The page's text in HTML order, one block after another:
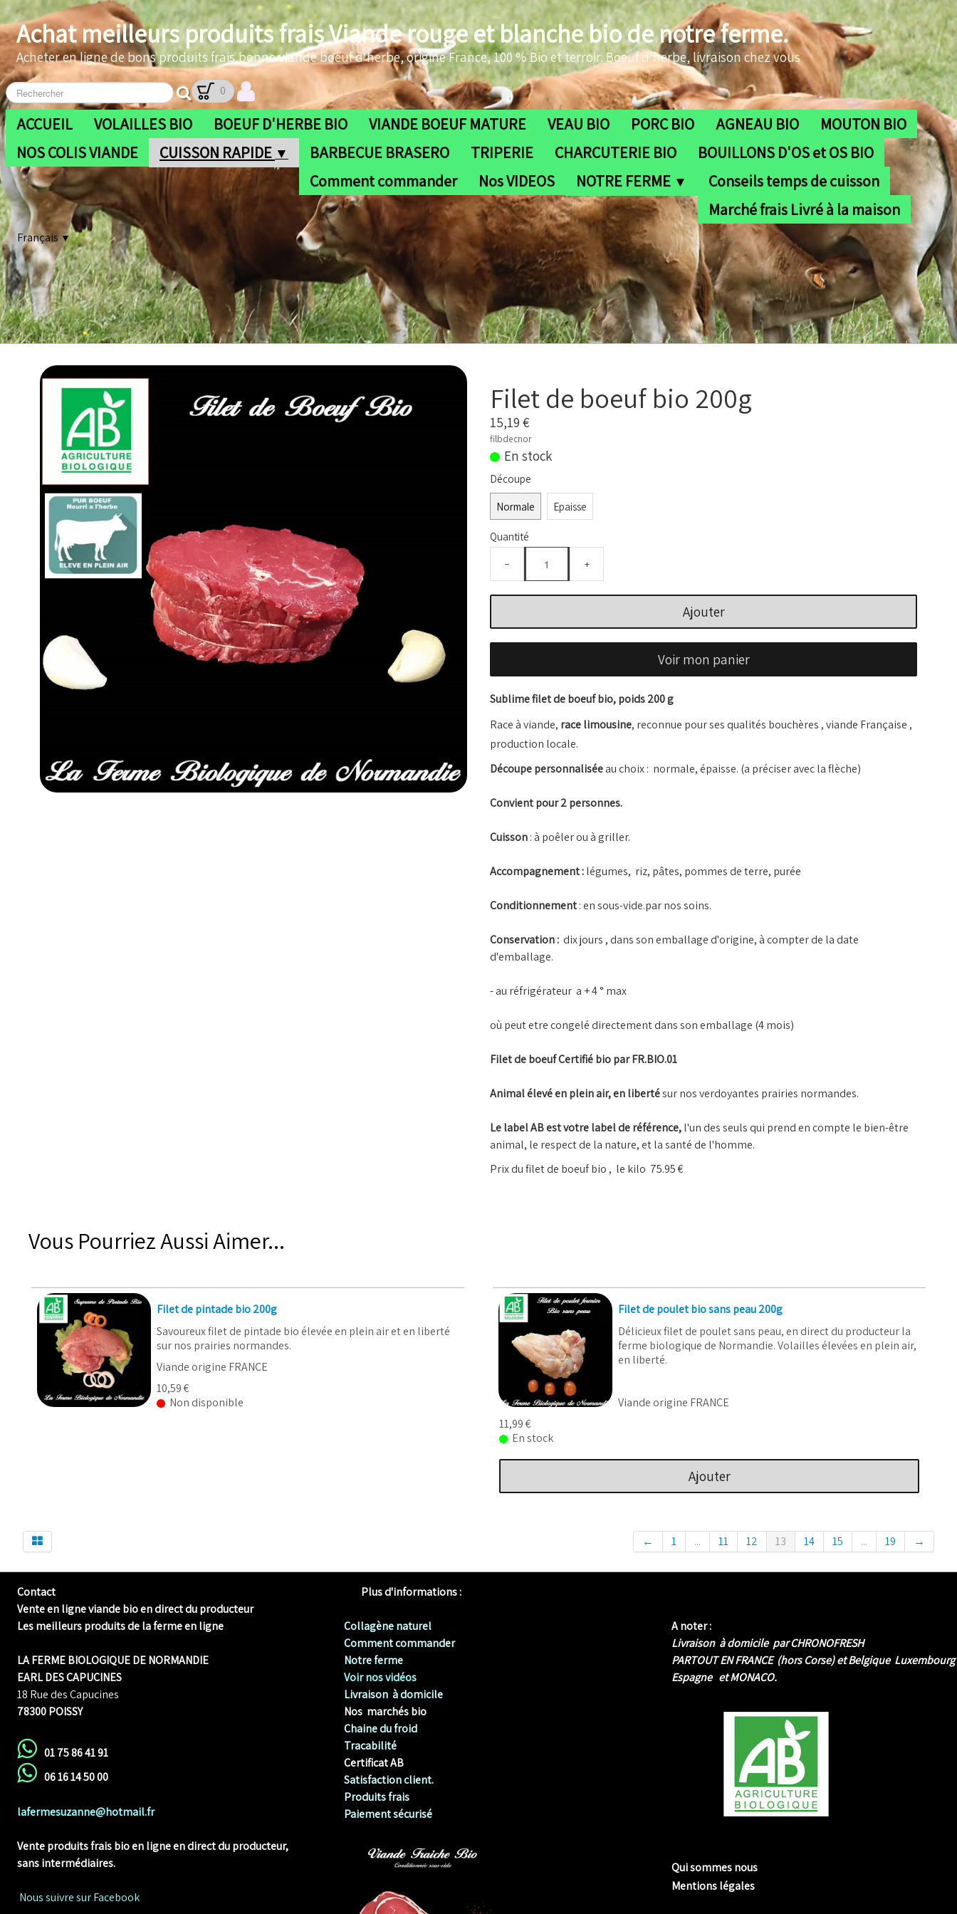
Achat meilleurs produits frais Viande rouge et blanche bio de notre ferme.
Acheter en ligne de bons produits frais,bonne viande boeuf d'herbe, origine France, 100 % Bio et terroir. Boeuf d'herbe, livraison chez vous
0
ACCUEIL VOLAILLES BIO BOEUF D'HERBE BIO VIANDE BOEUF MATURE VEAU BIO PORC BIO AGNEAU BIO
MOUTON BIO
NOS COLIS VIANDE
CUISSON RAPIDE ▼ BARBECUE BRASERO TRIPERIE CHARCUTERIE BIO
BOUILLONS D'OS et OS BIO
Comment commander
Nos VIDEOS NOTRE FERME ▼
Conseils temps de cuisson
Marché frais Livré à la maison
Français▼
Filet de boeuf bio 200g
15,19 €
filbdecnor
En stock
Découpe
Normale
Epaisse
Quantité
− +
Ajouter
Voir mon panier
Sublime filet de boeuf bio, poids 200 g
Race à viande, race limousine, reconnue pour ses qualités bouchères , viande Française ,
production locale.
Découpe personnaliséeau choix : normale, épaisse. (a préciser avec la flèche)
Convient pour 2 personnes.
Cuisson: à poêler ou à griller.
Accompagnement :légumes, riz, pâtes, pommes de terre, purée
Conditionnement: en sous-vide.par nos soins.
Conservation : dix jours , dans son emballage d'origine, à compter de la date
d'emballage.
- au réfrigérateur a + 4 ° max
où peut etre congelé directement dans son emballage (4 mois)
Filet de boeuf Certifié bio par FR.BIO.01
Animal élevé en plein air, en libertésur nos verdoyantes prairies normandes.
Le label AB est votre label de référence,l'un des seuls qui prend en compte le bien-être
animal, le respect de la nature, et la santé de l'homme.
Prix du filet de boeuf bio , le kilo 75.95 €
Vous Pourriez Aussi Aimer...
Filet de pintade bio 200g
Savoureux filet de pintade bio élevée en plein air et en liberté
sur nos prairies normandes.
Viande origine FRANCE
10,59 €
Non disponible
Filet de poulet bio sans peau 200g
Délicieux filet de poulet sans peau, en direct du producteur la
ferme biologique de Normandie. Volailles élevées en plein air,
en liberté.
Viande origine FRANCE
11,99 €
En stock
Ajouter
← 1 ... 11 12 13 14 15 ... 19 →
Contact
Vente en ligne viande bio en direct du producteur
Les meilleurs produits de la ferme en ligne
LA FERME BIOLOGIQUE DE NORMANDIE
EARL DES CAPUCINES
18 Rue des Capucines
78300 POISSY
01 75 86 41 91
06 16 14 50 00
lafermesuzanne@hotmail.fr
Vente produits frais bio en ligneen direct du producteur,
sans intermédiaires.
Nous suivre sur Facebook
Plus d'informations :
Collagène naturel
Comment commander
Notre ferme
Voir nos vidéos
Livraison à domicile
Nos marchés bio
Chaine du froid
Tracabilité
Certificat AB
Satisfaction client.
Produits frais
Paiement sécurisé
A noter :
Livraison à domicile par CHRONOFRESH
PARTOUT EN FRANCE (hors Corse) et Belgique Luxembourg
Espagne et MONACO.
Qui sommes nous
Mentions légales